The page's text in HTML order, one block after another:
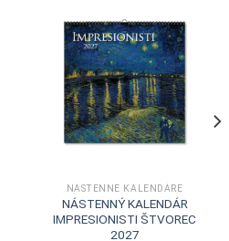
NÁSTENNÉ KALENDÁRE
NÁSTENNÝ KALENDÁR
IMPRESIONISTI ŠTVOREC
2027